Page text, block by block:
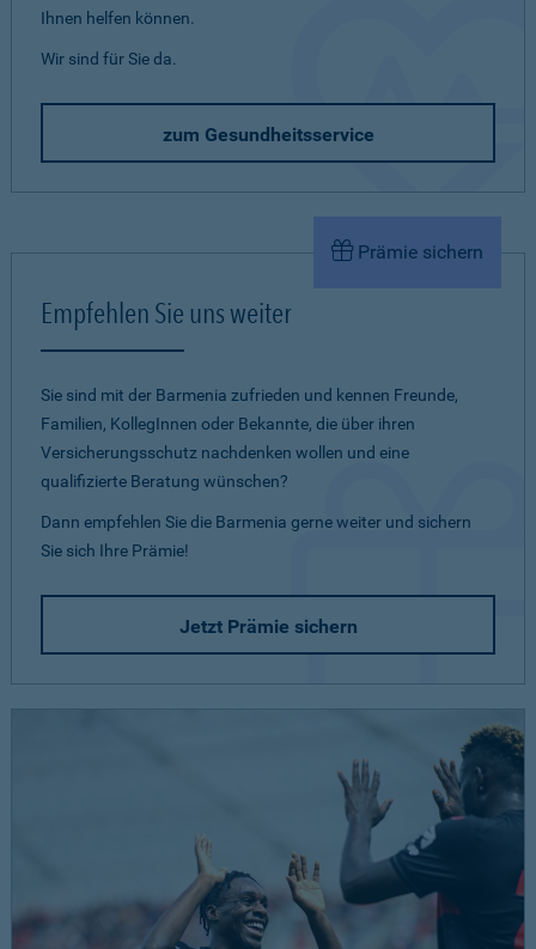
Ihnen helfen können.
Wir sind für Sie da.
zum Gesundheitsservice
Prämie sichern
Empfehlen Sie uns weiter
Sie sind mit der Barmenia zufrieden und kennen Freunde,
Familien, KollegInnen oder Bekannte, die über ihren
Versicherungsschutz nachdenken wollen und eine
qualifizierte Beratung wünschen?
Dann empfehlen Sie die Barmenia gerne weiter und sichern
Sie sich Ihre Prämie!
Jetzt Prämie sichern